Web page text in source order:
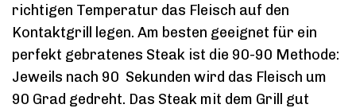
richtigen Temperatur das Fleisch auf den
Kontaktgrill legen. Am besten geeignet für ein
perfekt gebratenes Steak ist die 90-90 Methode:
Jeweils nach 90 Sekunden wird das Fleisch um
90 Grad gedreht. Das Steak mit dem Grill gut